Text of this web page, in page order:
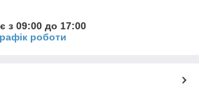
з 09:00 до 17:00
роботи